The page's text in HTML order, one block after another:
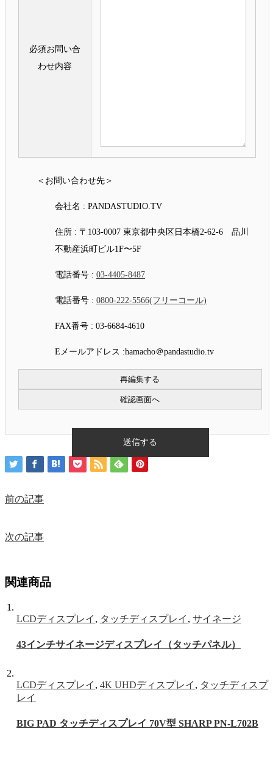
必須お問い合
わせ内容
＜お問い合わせ先＞
会社名 : PANDASTUDIO.TV
住所 : 〒103-0007 東京都中央区日本橋2-62-6 品川
不動産浜町ビル1F〜5F
電話番号 : 03-4405-8487
電話番号 : 0800-222-5566(フリーコール)
FAX番号 : 03-6684-4610
Eメールアドレス :hamacho＠pandastudio.tv
前の記事
次の記事
関連商品
LCDディスプレイ , タッチディスプレイ , サイネージ
43インチサイネージディスプレイ（タッチパネル）
LCDディスプレイ , 4K UHDディスプレイ , タッチディスプ
レイ
BIG PAD タッチディスプレイ 70V型 SHARP PN-L702B